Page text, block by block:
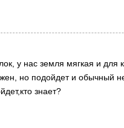
у нас земля мягкая и для
но подойдет и обычный
знает?